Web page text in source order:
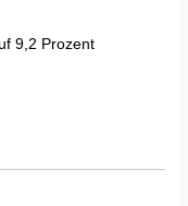
9,2 Prozent